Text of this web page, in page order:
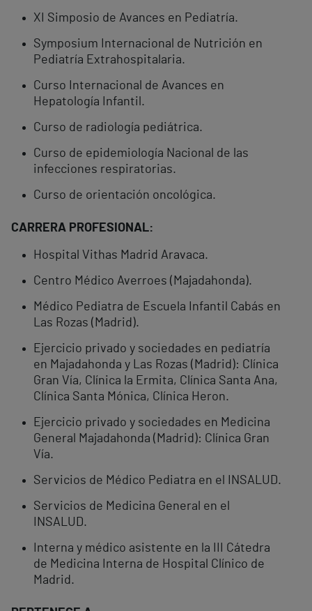
XI Simposio de Avances en Pediatría.
Symposium Internacional de Nutrición en
Pediatría Extrahospitalaria.
Curso Internacional de Avances en
Hepatología Infantil.
Curso de radiología pediátrica.
Curso de epidemiología Nacional de las
infecciones respiratorias.
Curso de orientación oncológica.
CARRERA PROFESIONAL:
Hospital Vithas Madrid Aravaca.
Centro Médico Averroes (Majadahonda).
Médico Pediatra de Escuela Infantil Cabás en
Las Rozas (Madrid).
Ejercicio privado y sociedades en pediatría
en Majadahonda y Las Rozas (Madrid): Clínica
Gran Vía, Clínica la Ermita, Clínica Santa Ana,
Clínica Santa Mónica, Clínica Heron.
Ejercicio privado y sociedades en Medicina
General Majadahonda (Madrid): Clínica Gran
Vía.
Servicios de Médico Pediatra en el INSALUD.
Servicios de Medicina General en el
INSALUD.
Interna y médico asistente en la III Cátedra
de Medicina Interna de Hospital Clínico de
Madrid.